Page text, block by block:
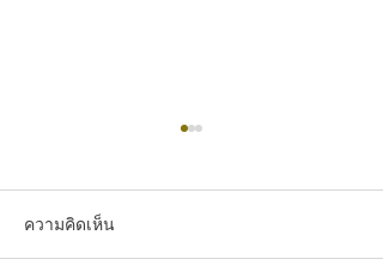
ความคิดเห็น